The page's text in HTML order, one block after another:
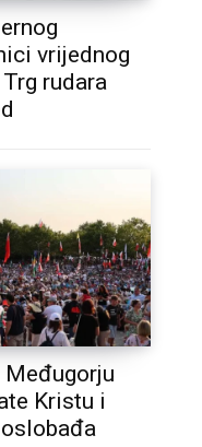
vrijednog
rudara
Međugorju
Kristu i